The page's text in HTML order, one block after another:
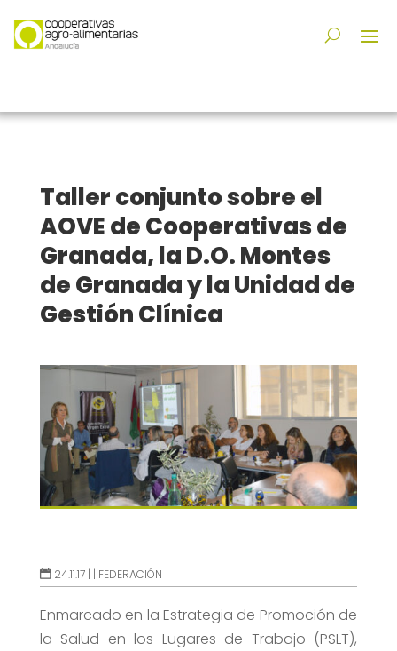
Taller conjunto sobre el
AOVE de Cooperativas de
Granada, la D.O. Montes
de Granada y la Unidad de
Gestión Clínica
24.11.17 | | FEDERACIÓN
Enmarcado en la Estrategia de Promoción de
la Salud en los Lugares de Trabajo (PSLT),